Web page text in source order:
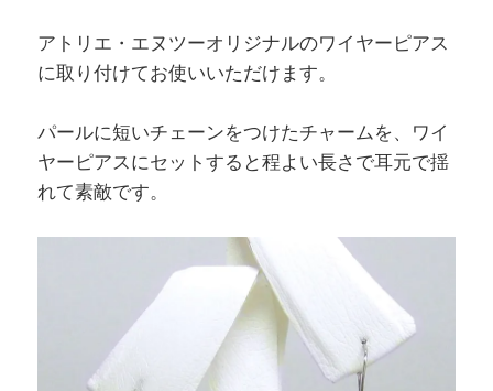
アトリエ・エヌツーオリジナルのワイヤーピアス
に取り付けてお使いいただけます。
パールに短いチェーンをつけたチャームを、ワイ
ヤーピアスにセットすると程よい長さで耳元で揺
れて素敵です。